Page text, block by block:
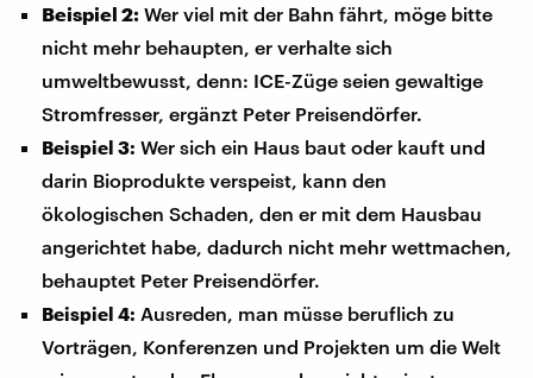
Beispiel 2: Wer viel mit der Bahn fährt, möge bitte
nicht mehr behaupten, er verhalte sich
umweltbewusst, denn: ICE-Züge seien gewaltige
Stromfresser, ergänzt Peter Preisendörfer.
Beispiel 3: Wer sich ein Haus baut oder kauft und
darin Bioprodukte verspeist, kann den
ökologischen Schaden, den er mit dem Hausbau
angerichtet habe, dadurch nicht mehr wettmachen,
behauptet Peter Preisendörfer.
Beispiel 4: Ausreden, man müsse beruflich zu
Vorträgen, Konferenzen und Projekten um die Welt